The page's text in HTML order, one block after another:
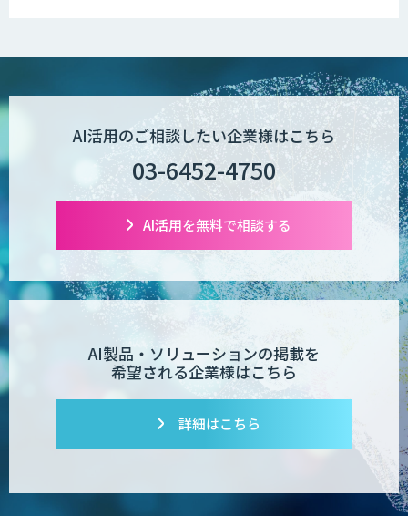
AI活用のご相談したい企業様はこちら
03-6452-4750
AI活用を無料で相談する
AI製品・ソリューションの掲載を
希望される企業様はこちら
詳細はこちら